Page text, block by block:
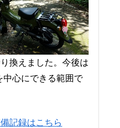
換えました。今後は
中心にできる範囲で
記録はこちら